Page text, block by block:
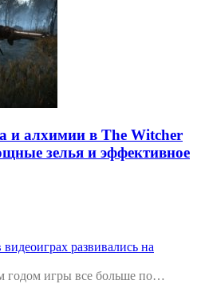
и алхимии в The Witcher
зелья и эффективное
развивались на
годом игры все больше по…